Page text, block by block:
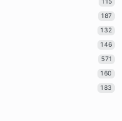
115
187
132
146
571
160
183